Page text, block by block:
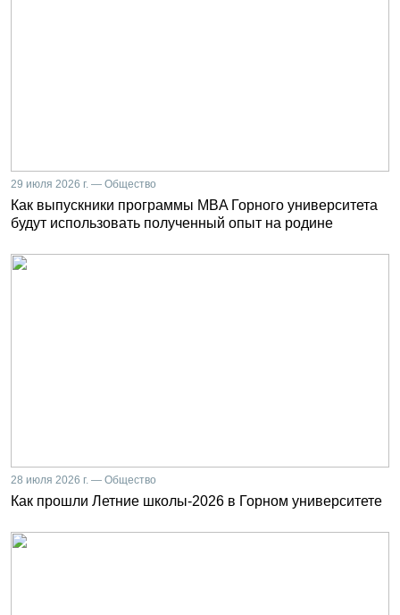
29 июля 2026 г. — Общество
Как выпускники программы MBA Горного университета
будут использовать полученный опыт на родине
28 июля 2026 г. — Общество
Как прошли Летние школы-2026 в Горном университете